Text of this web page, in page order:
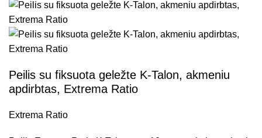
Peilis su fiksuota geležte K-Talon, akmeniu
apdirbtas, Extrema Ratio
Extrema Ratio